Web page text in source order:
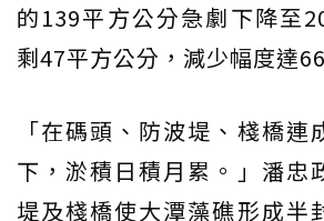
的139平方公分急劇下降至
剩47平方公分，減少幅度達
「在碼頭、防波堤、棧橋連
下，淤積日積月累。」潘忠
堤及棧橋使大潭藻礁形成半